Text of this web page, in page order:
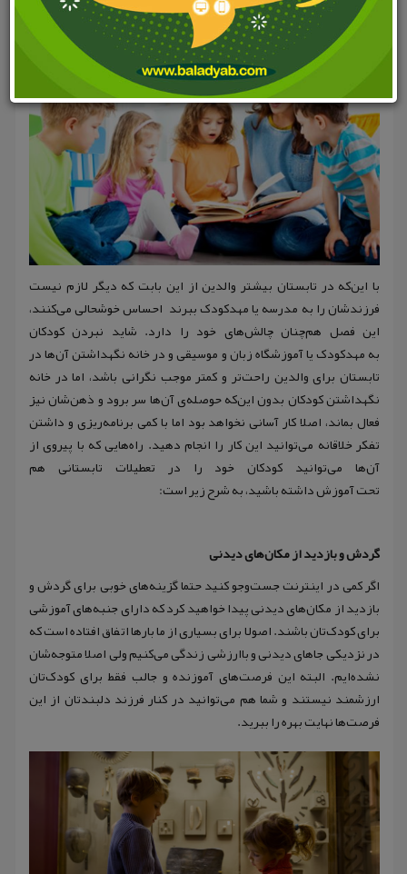
با این‌که در تابستان بیشتر والدین از این بابت که دیگر لازم نیست
فرزندشان را به مدرسه یا مهدکودک ببرند احساس خوشحالی می‌کنند،
این فصل هم‌چنان چالش‌های خود را دارد. شاید نبردن کودکان
به مهدکودک یا آموزشگاه‌ زبان و موسیقی و در خانه نگهداشتن آن‌ها در
تابستان برای والدین راحت‌تر و کمتر موجب نگرانی باشد، اما در خانه
نگهداشتن کودکان بدون این‌که حوصله‌ی آن‌ها سر برود و ذهن‌شان نیز
فعال بماند، اصلا کار آسانی نخواهد بود اما با کمی برنامه‌ریزی و داشتن
تفکر خلاقانه می‌توانید این کار را انجام دهید. راه‌هایی که با پیروی از
آن‌ها می‌توانید کودکان خود را در تعطیلات تابستانی هم
تحت آموزش داشته باشید، به شرح زیر است:
گردش و بازدید از مکان‌های دیدنی
اگر کمی در اینترنت جست‌و‌جو کنید حتما گزینه‌های خوبی برای گردش و
بازدید از مکان‌های دیدنی پیدا خواهید کرد که دارای جنبه‌های آموزشی
برای کودک‌تان باشند. اصولا برای بسیاری از ما بارها اتفاق افتاده است که
در نزدیکی جاهای دیدنی و باارزشی زندگی می‌کنیم ولی اصلا متوجه‌شان
نشده‌ایم. البته این فرصت‌های آموزنده و جالب فقط برای کودک‌تان
ارزشمند نیستند و شما هم می‌توانید در کنار فرزند دلبندتان از این
فرصت‌ها نهایت بهره را ببرید.